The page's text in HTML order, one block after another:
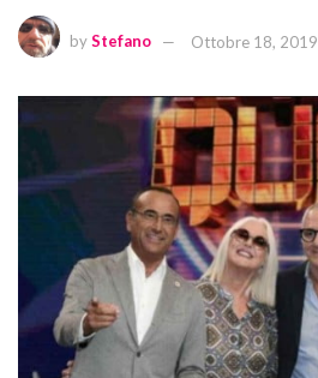
byStefano Ottobre 18, 2019